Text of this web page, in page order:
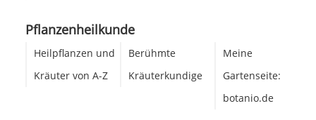
Pflanzenheilkunde
Heilpflanzen und
Kräuter von A-Z
Berühmte
Kräuterkundige
Meine
Gartenseite:
botanio.de